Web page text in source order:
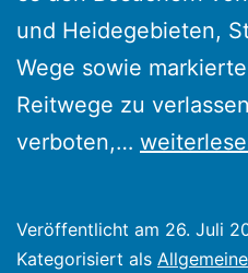
und Heidegebieten,
Wege sowie
Reitwege zu
verboten,…
von
Veröffentlicht am 26. Juli
Kategorisiert als